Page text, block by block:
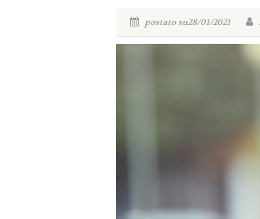
postato su28/01/2021